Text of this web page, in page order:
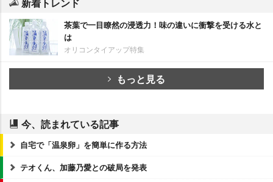
茶葉で一目瞭然の浸透力！味の違いに衝撃を受ける水と
は
オリコンタイアップ特集
もっと見る
今、読まれている記事
自宅で「温泉卵」を簡単に作る方法
テオくん、加藤乃愛との破局を発表